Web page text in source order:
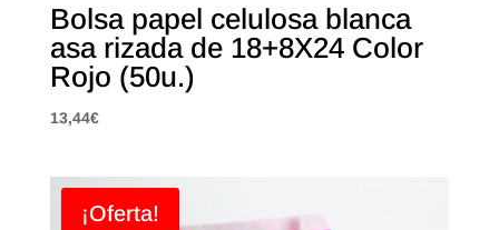
Bolsa papel celulosa blanca
asa rizada de 18+8X24 Color
Rojo (50u.)
13,44€
¡Oferta!